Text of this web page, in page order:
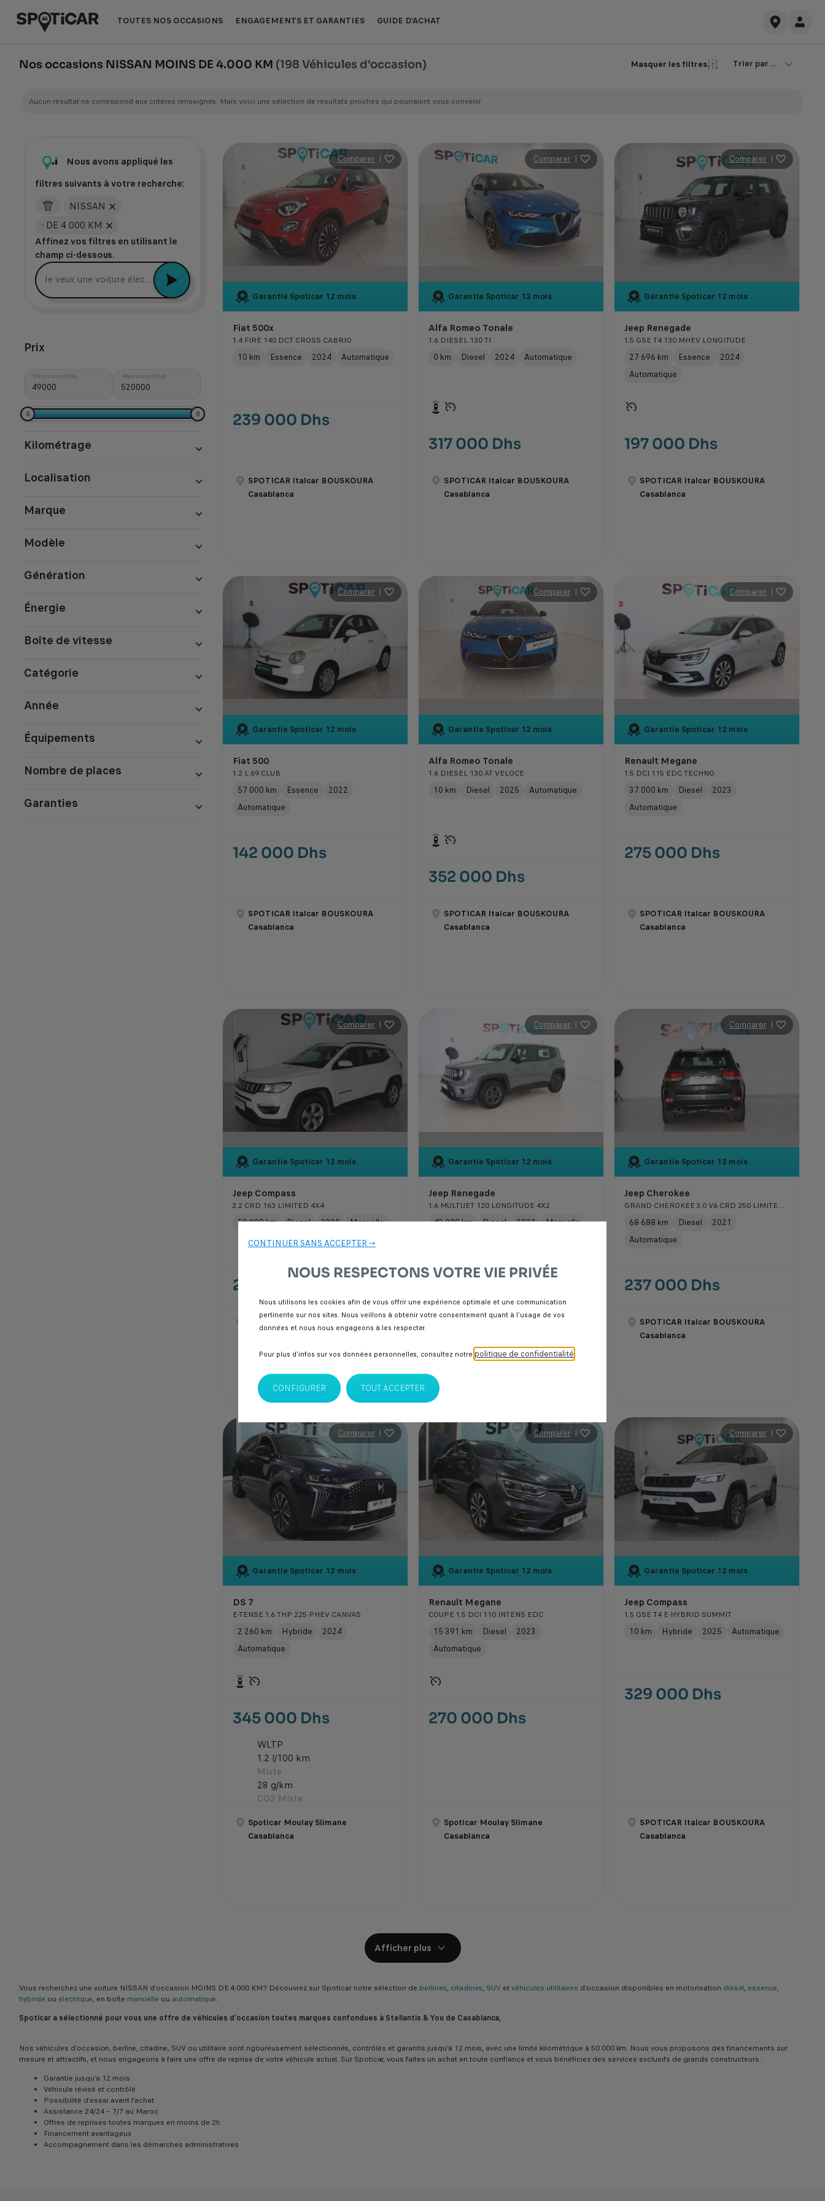
contenu
TOUTES NOS OCCASIONS ENGAGEMENTS ET GARANTIES GUIDE D'ACHAT
Nos occasions NISSAN MOINS DE 4.000 KM (198 Véhicules d'occasion) Masquer les filtres Trier par ...
Aucun résultat ne correspond aux critères renseignés. Mais voici une sélection de résultats proches qui pourraient vous convenir
Nous avons appliqué les
filtres suivants à votre recherche:
NISSAN
- DE 4 000 KM
Affinez vos filtres en utilisant le
champ ci-dessous.
Je veux une voiture électrique récente
Prix
Minimum (Dhs) Maximum (Dhs)
Kilométrage
Localisation
Marque
Modèle
Génération
Énergie
Boîte de vitesse
Catégorie
Année
Équipements
Nombre de places
Garanties
Comparer |
Garantie Spoticar 12 mois
Fiat 500x
1.4 FIRE 140 DCT CROSS CABRIO
10 km Essence 2024 Automatique
239 000 Dhs
SPOTICAR Italcar BOUSKOURA
Casablanca
Comparer |
Garantie Spoticar 12 mois
Alfa Romeo Tonale
1.6 DIESEL 130 TI
0 km Diesel 2024 Automatique
317 000 Dhs
SPOTICAR Italcar BOUSKOURA
Casablanca
Comparer |
Garantie Spoticar 12 mois
Jeep Renegade
1.5 GSE T4 130 MHEV LONGITUDE
27 696 km Essence
2024
Automatique
197 000 Dhs
SPOTICAR Italcar BOUSKOURA
Casablanca
Comparer |
Garantie Spoticar 12 mois
Fiat 500
1.2 L 69 CLUB
57 000 km Essence
2022
Automatique
142 000 Dhs
SPOTICAR Italcar BOUSKOURA
Casablanca
Comparer |
Garantie Spoticar 12 mois
Alfa Romeo Tonale
1.6 DIESEL 130 AT VELOCE
10 km Diesel 2025 Automatique
352 000 Dhs
SPOTICAR Italcar BOUSKOURA
Casablanca
Comparer |
Garantie Spoticar 12 mois
Renault Megane
1.5 DCI 115 EDC TECHNO
37 000 km Diesel
2023
Automatique
275 000 Dhs
SPOTICAR Italcar BOUSKOURA
Casablanca
Comparer |
Garantie Spoticar 12 mois
Jeep Compass
2.2 CRD 163 LIMITED 4X4
50 000 km Diesel 2020 Manuelle
229 000 Dhs
SPOTICAR Italcar BOUSKOURA
Comparer |
Garantie Spoticar 12 mois
Jeep Renegade
1.6 MULTIJET 120 LONGITUDE 4X2
43 000 km Diesel 2022 Manuelle
SPOTICAR Italcar BOUSKOURA
Comparer |
Garantie Spoticar 12 mois
Jeep Cherokee
GRAND CHEROKEE 3.0 V6 CRD 250 LIMITED BVA8
68 688 km Diesel
2021
Automatique
237 000 Dhs
SPOTICAR Italcar BOUSKOURA
Casablanca
Comparer |
Garantie Spoticar 12 mois
DS 7
E-TENSE 1.6 THP 225 PHEV CANVAS
2 260 km Hybride
2024
Automatique
345 000 Dhs
WLTP
1.2 l/100 km
Mixte
28 g/km
CO2 Mixte
Spoticar Moulay Slimane
Casablanca
Comparer |
Garantie Spoticar 12 mois
Renault Megane
COUPE 1.5 DCI 110 INTENS EDC
15 391 km Diesel
2023
Automatique
270 000 Dhs
Spoticar Moulay Slimane
Casablanca
Comparer |
Garantie Spoticar 12 mois
Jeep Compass
1.5 GSE T4 E-HYBRID SUMMIT
10 km Hybride 2025 Automatique
329 000 Dhs
SPOTICAR Italcar BOUSKOURA
Casablanca
Afficher plus
Vous recherchez une voiture NISSAN d’occasion MOINS DE 4.000 KM? Découvrez sur Spoticar notre sélection de berlines, citadines, SUV etvéhicules utilitaires d'occasion disponibles en motorisation diesel, essence,
hybride ou électrique, en boîte manuelle ou automatique.
Spoticar a sélectionné pour vous une offre de véhicules d'occasion toutes marques confondues à Stellantis & You de Casablanca,
Nos véhicules d’occasion, berline, citadine, SUV ou utilitaire sont rigoureusement sélectionnés, contrôlés et garantis jusqu’à 12 mois, avec une limite kilométrique à 50 000 km. Nous vous proposons des financements sur
mesure et attractifs, et nous engageons à faire une offre de reprise de votre véhicule actuel. Sur Spoticar, vous faites un achat en toute confiance et vous bénéficiez des services exclusifs de grands constructeurs :
Garantie jusqu’à 12 mois
Véhicule révisé et contrôlé
Possibilité d’essai avant l’achat
Assistance 24/24 – 7/7 au Maroc
Offres de reprises toutes marques en moins de 2h
Financement avantageux
Accompagnement dans les démarches administratives
CONTINUER SANS ACCEPTER →
NOUS RESPECTONS VOTRE VIE PRIVÉE
Nous utilisons les cookies afin de vous offrir une expérience optimale et une communication
pertinente sur nos sites. Nous veillons à obtenir votre consentement quant à l’usage de vos
données et nous nous engageons à les respecter.
Pour plus d’infos sur vos données personnelles, consultez notre politique de confidentialité
CONFIGURER TOUT ACCEPTER